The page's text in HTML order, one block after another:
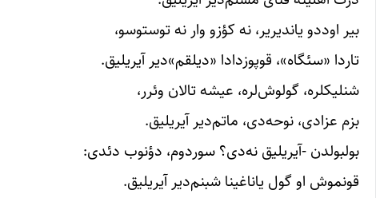
بیر اوددو یاندیریر، نه کؤزو وار نه توستوسو،
تاردا «سئگاه»، قوپوزدادا «دیلقم»‌دیر آیریلیق.
شنلیکلره، گولوش‌لره، عیشه تالان وئرر،
بزم عزادی، نوحه‌دی، ماتم‌دیر آیریلیق.
بولبولدن -آیریلیق نه‌دی؟ سوردوم، دؤنوب دئدی:
قونموش او گول یاناغینا شبنم‌دیر آیریلیق.